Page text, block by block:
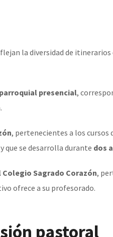
la diversidad de
presencial,
, pertenecientes a los cursos
que se desarrolla durante dos
Sagrado Corazón,
ofrece a su profesorado.
pastoral